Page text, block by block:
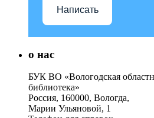
Написать
о нас
БУК ВО «Вологодская
библиотека»
Россия, 160000, Вологда,
Марии Ульяновой, 1